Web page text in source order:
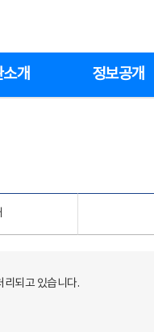
개 정보공개
리되고 있습니다.